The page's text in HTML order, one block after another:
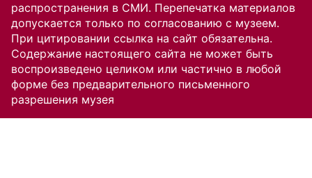
распространения в СМИ. Перепечатка материалов
допускается только по согласованию с музеем.
При цитировании ссылка на сайт обязательна.
Содержание настоящего сайта не может быть
воспроизведено целиком или частично в любой
форме без предварительного письменного
разрешения музея